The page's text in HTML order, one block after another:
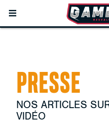
PRESSE
NOS ARTICLES
VIDÉO